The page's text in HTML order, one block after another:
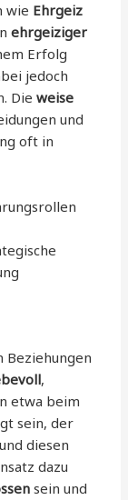
wie Ehrgeiz
ehrgeiziger
Erfolg
jedoch
Dieweise
und
oft in
Beziehungen
,
etwa beim
sein, der
diesen
dazu
sein und